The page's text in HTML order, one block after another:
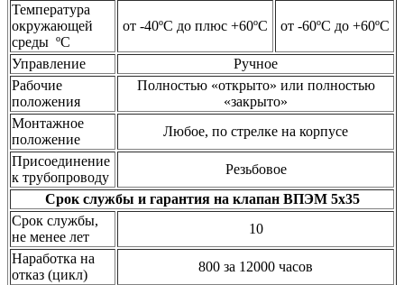
Температура
окружающей
среды ºС
от -40ºС до плюс +60ºС от -60ºС до +60ºС
Управление
Ручное
Рабочие
положения
Полностью «открыто» или полностью
«закрыто»
Монтажное
положение
Любое, по стрелке на корпусе
Присоединение
к трубопроводу
Резьбовое
Срок службы и гарантия на клапан ВПЭМ 5х35
Срок службы,
не менее лет
10
Наработка на
отказ (цикл)
800 за 12000 часов